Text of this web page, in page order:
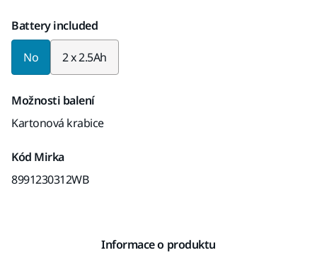
Battery included
No 2 x 2.5Ah
Možnosti balení
Kartonová krabice
Kód Mirka
8991230312WB
Informace o produktu